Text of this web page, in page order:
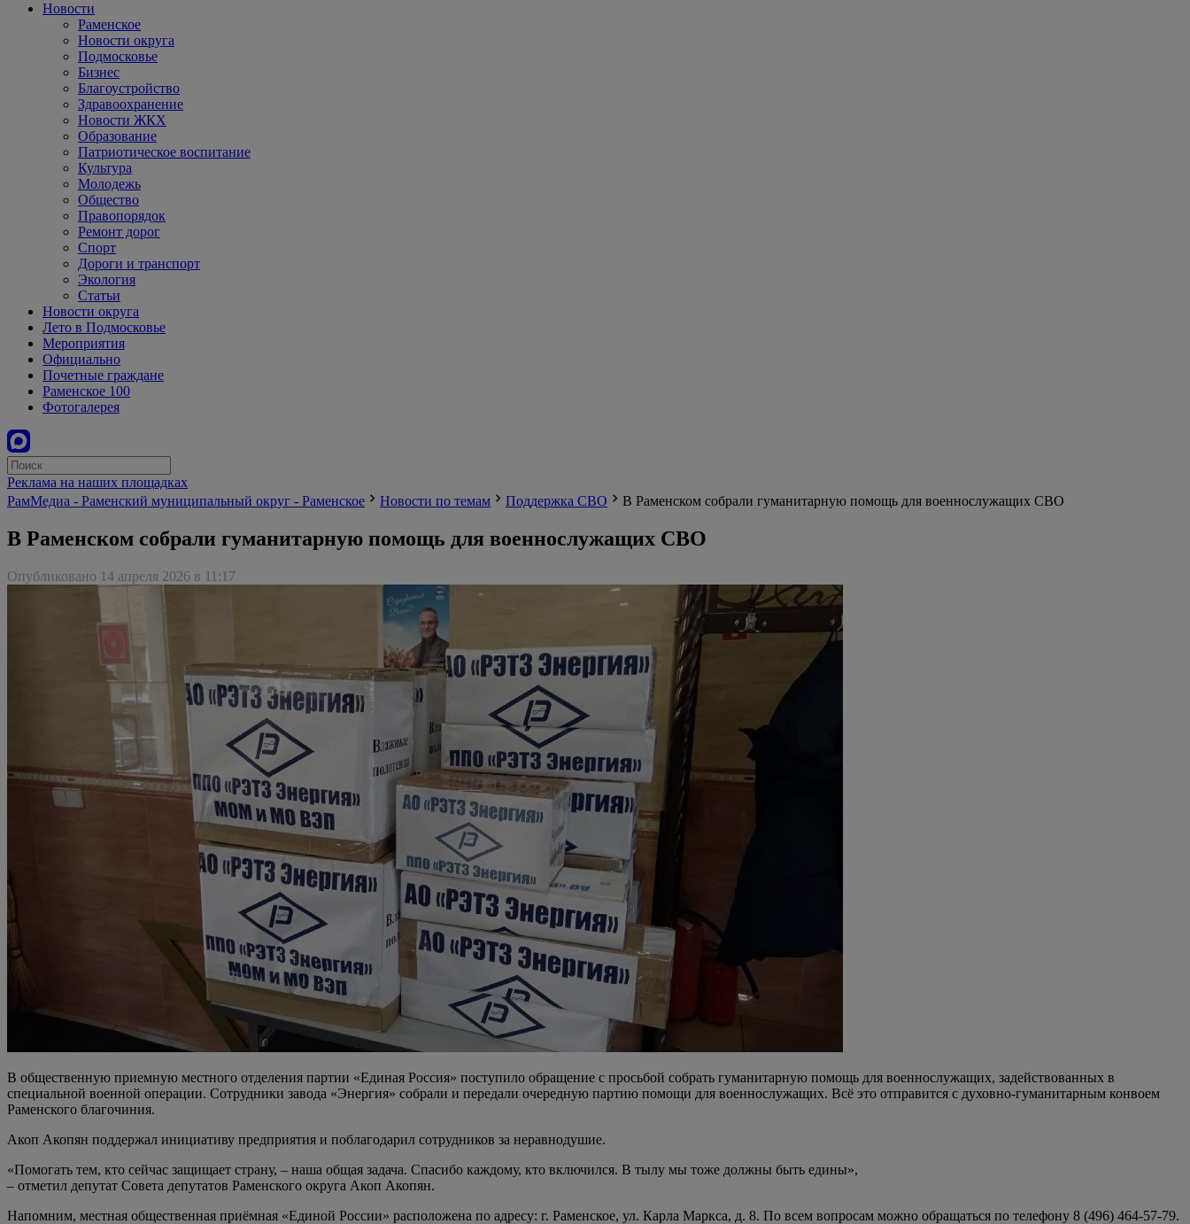
Новости
Раменское
Новости округа
Подмосковье
Бизнес
Благоустройство
Здравоохранение
Новости ЖКХ
Образование
Патриотическое воспитание
Культура
Молодежь
Общество
Правопорядок
Ремонт дорог
Спорт
Дороги и транспорт
Экология
Статьи
Новости округа
Лето в Подмосковье
Мероприятия
Официально
Почетные граждане
Раменское 100
Фотогалерея
Реклама на наших площадках
РамМедиа - Раменский муниципальный округ - Раменское
Новости по темам Поддержка СВО В Раменском собрали гуманитарную помощь для военнослужащих СВО
В Раменском собрали гуманитарную помощь для военнослужащих СВО
Опубликовано 14 апреля 2026 в 11:17
В общественную приемную местного отделения партии «Единая Россия» поступило обращение с просьбой собрать гуманитарную помощь для военнослужащих, задействованных в
специальной военной операции. Сотрудники завода «Энергия» собрали и передали очередную партию помощи для военнослужащих. Всё это отправится с духовно-гуманитарным конвоем
Раменского благочиния.
Акоп Акопян поддержал инициативу предприятия и поблагодарил сотрудников за неравнодушие.
«Помогать тем, кто сейчас защищает страну, – наша общая задача. Спасибо каждому, кто включился. В тылу мы тоже должны быть едины»,
– отметил депутат Совета депутатов Раменского округа Акоп Акопян.
Напомним, местная общественная приёмная «Единой России» расположена по адресу: г. Раменское, ул. Карла Маркса, д. 8. По всем вопросам можно обращаться по телефону 8 (496) 464-57-79.